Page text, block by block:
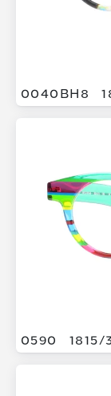
0040BH8
0590 1815/